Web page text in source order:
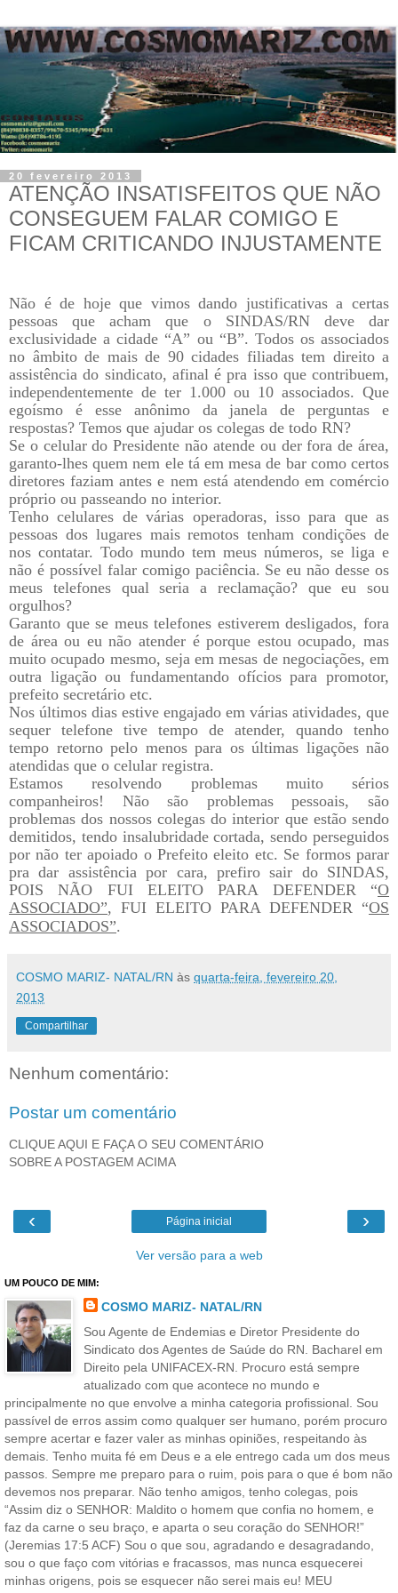
20 fevereiro 2013
ATENÇÃO INSATISFEITOS QUE NÃO
CONSEGUEM FALAR COMIGO E
FICAM CRITICANDO INJUSTAMENTE
Não é de hoje que vimos dando justificativas a certas
pessoas que acham que o SINDAS/RN deve dar
exclusividade a cidade “A” ou “B”. Todos os associados
no âmbito de mais de 90 cidades filiadas tem direito a
assistência do sindicato, afinal é pra isso que contribuem,
independentemente de ter 1.000 ou 10 associados. Que
egoísmo é esse anônimo da janela de perguntas e
respostas? Temos que ajudar os colegas de todo RN?
Se o celular do Presidente não atende ou der fora de área,
garanto-lhes quem nem ele tá em mesa de bar como certos
diretores faziam antes e nem está atendendo em comércio
próprio ou passeando no interior.
Tenho celulares de várias operadoras, isso para que as
pessoas dos lugares mais remotos tenham condições de
nos contatar. Todo mundo tem meus números, se liga e
não é possível falar comigo paciência. Se eu não desse os
meus telefones qual seria a reclamação? que eu sou
orgulhos?
Garanto que se meus telefones estiverem desligados, fora
de área ou eu não atender é porque estou ocupado, mas
muito ocupado mesmo, seja em mesas de negociações, em
outra ligação ou fundamentando ofícios para promotor,
prefeito secretário etc.
Nos últimos dias estive engajado em várias atividades, que
sequer telefone tive tempo de atender, quando tenho
tempo retorno pelo menos para os últimas ligações não
atendidas que o celular registra.
Estamos resolvendo problemas muito sérios
companheiros! Não são problemas pessoais, são
problemas dos nossos colegas do interior que estão sendo
demitidos, tendo insalubridade cortada, sendo perseguidos
por não ter apoiado o Prefeito eleito etc. Se formos parar
pra dar assistência por cara, prefiro sair do SINDAS,
POIS NÃO FUI ELEITO PARA DEFENDER “O
ASSOCIADO”, FUI ELEITO PARA DEFENDER “OS
ASSOCIADOS”.
COSMO MARIZ- NATAL/RN às quarta-feira, fevereiro 20,
2013
Compartilhar
Nenhum comentário:
Postar um comentário
CLIQUE AQUI E FAÇA O SEU COMENTÁRIO
SOBRE A POSTAGEM ACIMA
‹ ›
Página inicial
Ver versão para a web
UM POUCO DE MIM:
COSMO MARIZ- NATAL/RN
Sou Agente de Endemias e Diretor Presidente do
Sindicato dos Agentes de Saúde do RN. Bacharel em
Direito pela UNIFACEX-RN. Procuro está sempre
atualizado com que acontece no mundo e
principalmente no que envolve a minha categoria profissional. Sou
passível de erros assim como qualquer ser humano, porém procuro
sempre acertar e fazer valer as minhas opiniões, respeitando às
demais. Tenho muita fé em Deus e a ele entrego cada um dos meus
passos. Sempre me preparo para o ruim, pois para o que é bom não
devemos nos preparar. Não tenho amigos, tenho colegas, pois
“Assim diz o SENHOR: Maldito o homem que confia no homem, e
faz da carne o seu braço, e aparta o seu coração do SENHOR!”
(Jeremias 17:5 ACF) Sou o que sou, agradando e desagradando,
sou o que faço com vitórias e fracassos, mas nunca esquecerei
minhas origens, pois se esquecer não serei mais eu! MEU